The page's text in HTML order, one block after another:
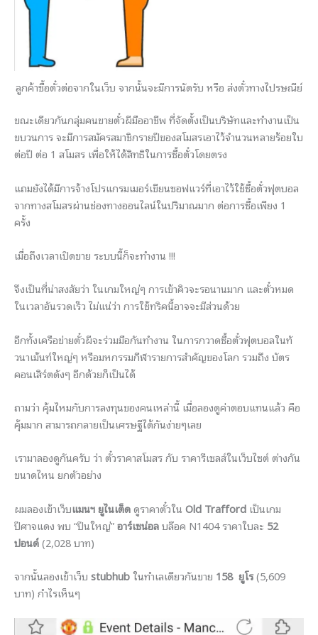
ลูกค้าซื้อตั๋วต่อจากในเว็บ จากนั้นจะมีการนัดรับ หรือ ส่งตั๋วทางไปรษณีย์
ขณะเดียวกันกลุ่มคนขายตั๋วผีมืออาชีพ ที่จัดตั้งเป็นบริษัทและทำงานเป็น
ขบวนการ จะมีการสมัครสมาชิกรายปีของสโมสรเอาไว้จำนวนหลายร้อยใบ
ต่อปี ต่อ 1 สโมสร เพื่อให้ได้สิทธิในการซื้อตั๋วโดยตรง
แถมยังได้มีการจ้างโปรแกรมเมอร์เขียนซอฟแวร์ที่เอาไว้ใช้ซื้อตั๋วฟุตบอล
จากทางสโมสรผ่านช่องทางออนไลน์ในปริมาณมาก ต่อการซื้อเพียง 1
ครั้ง
เมื่อถึงเวลาเปิดขาย ระบบนี้ก็จะทำงาน !!!
จึงเป็นที่น่าสงสัยว่า ในเกมใหญ่ๆ การเข้าคิวจะรอนานมาก และตั๋วหมด
ในเวลาอันรวดเร็ว ไม่แน่ว่า การใช้ทริคนี้อาจจะมีส่วนด้วย
อีกทั้งเครือข่ายตั๋วผีจะร่วมมือกันทำงาน ในการกวาดซื้อตั๋วฟุตบอลในทั
วนาเม้นท์ใหญ่ๆ หรือมหกรรมกีฬารายการสำคัญของโลก รวมถึง บัตร
คอนเสิร์ตดังๆ อีกด้วยก็เป็นได้
ถามว่า คุ้มไหมกับการลงทุนของคนเหล่านี้ เมื่อลองดูค่าตอบแทนแล้ว คือ
คุ้มมาก สามารถกลายเป็นเศรษฐีได้กันง่ายๆเลย
เรามาลองดูกันครับ ว่า ตั๋วราคาสโมสร กับ ราคารีเซลส์ในเว็บไซต์ ต่างกัน
ขนาดไหน ยกตัวอย่าง
ผมลองเข้าเว็บแมนฯ ยูไนเต็ดดูราคาตั๋วในOld Trafford เป็นเกม
ปีศาจแดง พบ “ปืนใหญ่”อาร์เซน่อลบล๊อค N1404 ราคาใบละ 52
ปอนด์(2,028 บาท)
จากนั้นลองเข้าเว็บ stubhubในทำเลเดียวกันขาย 158 ยูโร(5,609
บาท) กำไรเห็นๆ